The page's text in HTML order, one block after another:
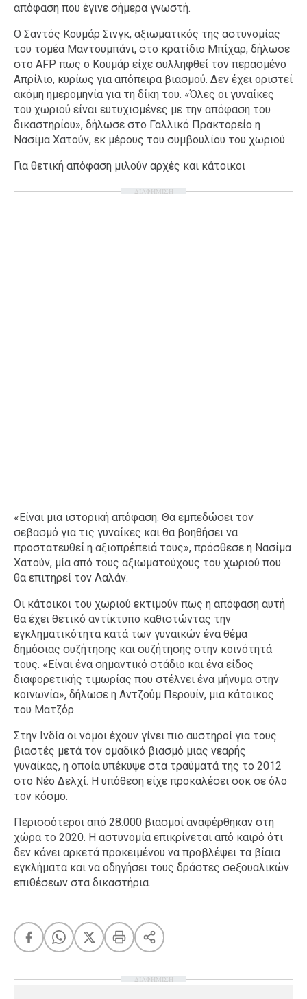
απόφαση που έγινε σήμερα γνωστή.
Ο Σαντός Κουμάρ Σινγκ, αξιωματικός της αστυνομίας
του τομέα Μαντουμπάνι, στο κρατίδιο Μπίχαρ, δήλωσε
στο AFP πως ο Κουμάρ είχε συλληφθεί τον περασμένο
Απρίλιο, κυρίως για απόπειρα βιασμού. Δεν έχει οριστεί
ακόμη ημερομηνία για τη δίκη του. «Όλες οι γυναίκες
του χωριού είναι ευτυχισμένες με την απόφαση του
δικαστηρίου», δήλωσε στο Γαλλικό Πρακτορείο η
Νασίμα Χατούν, εκ μέρους του συμβουλίου του χωριού.
Για θετική απόφαση μιλούν αρχές και κάτοικοι
ΔΙΑΦΗΜΙΣΗ
«Είναι μια ιστορική απόφαση. Θα εμπεδώσει τον
σεβασμό για τις γυναίκες και θα βοηθήσει να
προστατευθεί η αξιοπρέπειά τους», πρόσθεσε η Νασίμα
Χατούν, μία από τους αξιωματούχους του χωριού που
θα επιτηρεί τον Λαλάν.
Οι κάτοικοι του χωριού εκτιμούν πως η απόφαση αυτή
θα έχει θετικό αντίκτυπο καθιστώντας την
εγκληματικότητα κατά των γυναικών ένα θέμα
δημόσιας συζήτησης και συζήτησης στην κοινότητά
τους. «Είναι ένα σημαντικό στάδιο και ένα είδος
διαφορετικής τιμωρίας που στέλνει ένα μήνυμα στην
κοινωνία», δήλωσε η Αντζούμ Περουίν, μια κάτοικος
του Ματζόρ.
Στην Ινδία οι νόμοι έχουν γίνει πιο αυστηροί για τους
βιαστές μετά τον ομαδικό βιασμό μιας νεαρής
γυναίκας, η οποία υπέκυψε στα τραύματά της το 2012
στο Νέο Δελχί. Η υπόθεση είχε προκαλέσει σοκ σε όλο
τον κόσμο.
Περισσότεροι από 28.000 βιασμοί αναφέρθηκαν στη
χώρα το 2020. Η αστυνομία επικρίνεται από καιρό ότι
δεν κάνει αρκετά προκειμένου να προβλέψει τα βίαια
εγκλήματα και να οδηγήσει τους δράστες σeξουαλικών
επιθέσεων στα δικαστήρια.
ΔΙΑΦΗΜΙΣΗ